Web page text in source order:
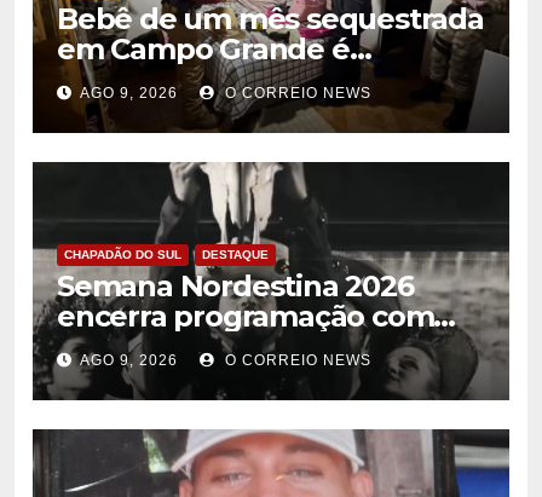
Bebê de um mês sequestrada
em Campo Grande é
encontrada no Paraguai
AGO 9, 2026 O CORREIO NEWS
CHAPADÃO DO SUL DESTAQUE
Semana Nordestina 2026
encerra programação com
grande festa e valorização da
cultura em Chapadão do Sul
AGO 9, 2026 O CORREIO NEWS